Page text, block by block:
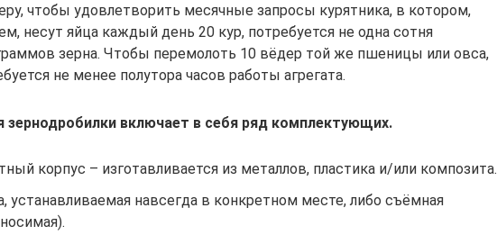
чтобы удовлетворить месячные запросы курятника, в котором,
несут яйца каждый день 20 кур, потребуется не одна сотня
зерна. Чтобы перемолоть 10 вёдер той же пшеницы или овса,
не менее полутора часов работы агрегата.
зернодробилки включает в себя ряд комплектующих.
корпус – изготавливается из металлов, пластика и/или композита.
устанавливаемая навсегда в конкретном месте, либо съёмная